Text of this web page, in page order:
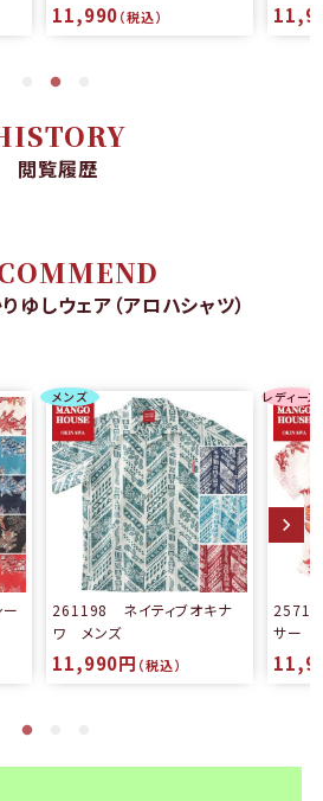
11,990（税込）
閲覧履歴
ゆしウェア（アロハシャツ）
メンズ
261198 ネイティブオキナ
ワ メンズ
11,990円 （税込）
レディース
サー